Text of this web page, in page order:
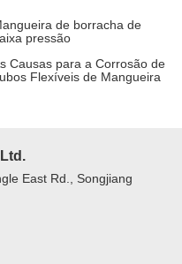
de borracha de
pressão
Causas para a Corrosão de
Flexíveis de Mangueira
East Rd., Songjiang